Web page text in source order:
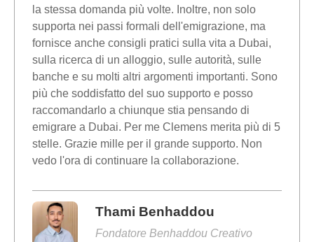
la stessa domanda più volte. Inoltre, non solo
supporta nei passi formali dell'emigrazione, ma
fornisce anche consigli pratici sulla vita a Dubai,
sulla ricerca di un alloggio, sulle autorità, sulle
banche e su molti altri argomenti importanti. Sono
più che soddisfatto del suo supporto e posso
raccomandarlo a chiunque stia pensando di
emigrare a Dubai. Per me Clemens merita più di 5
stelle. Grazie mille per il grande supporto. Non
vedo l'ora di continuare la collaborazione.
Thami Benhaddou
Fondatore Benhaddou Creativo